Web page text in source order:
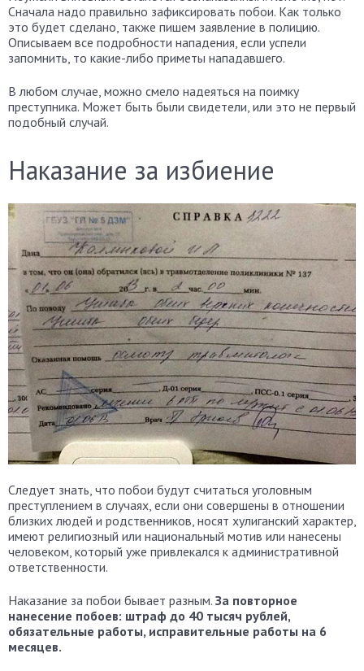
Сначала надо правильно зафиксировать побои. Как только
это будет сделано, также пишем заявление в полицию.
Описываем все подробности нападения, если успели
запомнить, то какие-либо приметы нападавшего.
В любом случае, можно смело надеяться на поимку
преступника. Может быть были свидетели, или это не первый
подобный случай.
Наказание за избиение
Следует знать, что побои будут считаться уголовным
преступлением в случаях, если они совершены в отношении
близких людей и родственников, носят хулиганский характер,
имеют религиозный или национальный мотив или нанесены
человеком, который уже привлекался к административной
ответственности.
Наказание за побои бывает разным. За повторное
нанесение побоев: штраф до 40 тысяч рублей,
обязательные работы, исправительные работы на 6
месяцев.